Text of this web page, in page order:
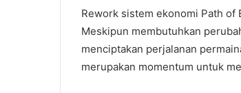
Rework sistem ekonomi Path of
Meskipun membutuhkan
menciptakan perjalanan
merupakan momentum untuk